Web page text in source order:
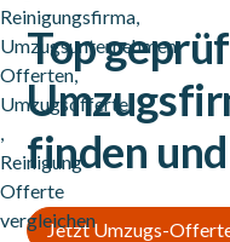
Top
finden
Jetzt Umzugs-